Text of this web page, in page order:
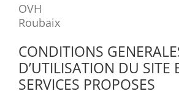
OVH
Roubaix
CONDITIONS
D’UTILISATION DU SITE
SERVICES PROPOSES